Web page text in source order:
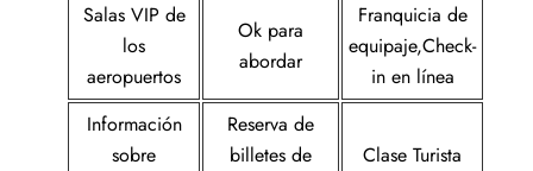
Salas VIP de
los
aeropuertos
Ok para
abordar
Franquicia de
equipaje,Check-
in en línea
Información
sobre
Reserva de
billetes de
Clase Turista